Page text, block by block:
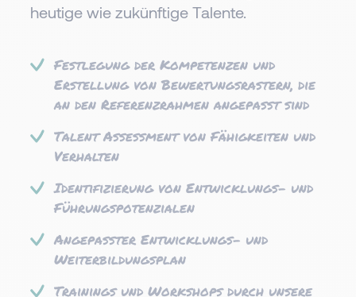
heutige wie zukünftige Talente.
Festlegung der Kompetenzen und
Erstellung von Bewertungsrastern, die
an den Referenzrahmen angepasst sind
Talent Assessment von Fähigkeiten und
Verhalten
Identifizierung von Entwicklungs- und
Führungspotenzialen
Angepasster Entwicklungs- und
Weiterbildungsplan
Trainings und Workshops durch unsere